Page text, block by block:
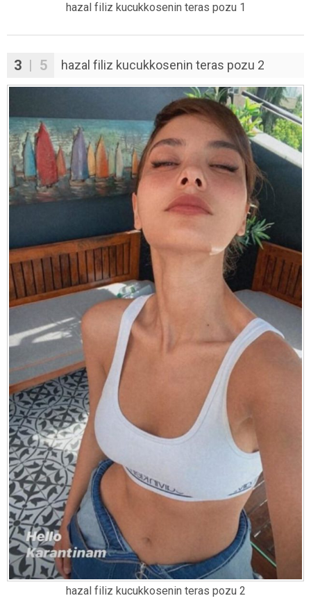
hazal filiz kucukkosenin teras pozu 1
3 | 5 hazal filiz kucukkosenin teras pozu 2
hazal filiz kucukkosenin teras pozu 2